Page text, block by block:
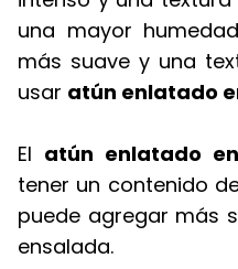
una mayor
más suave y una
usar atún enlatado
El atún enlatado
tener un contenido
puede agregar más
ensalada.